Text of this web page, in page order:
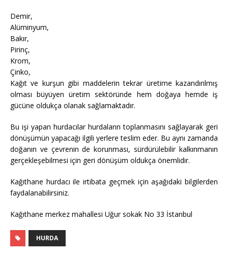
Demir,
Alüminyum,
Bakır,
Pirinç,
Krom,
Çinko,
Kağıt ve kurşun gibi maddelerin tekrar üretime kazandırılmış
olması büyüyen üretim sektöründe hem doğaya hemde iş
gücüne oldukça olanak sağlamaktadır.
Bu işi yapan hurdacılar hurdaların toplanmasını sağlayarak geri
dönüşümün yapacağı ilgili yerlere teslim eder. Bu aynı zamanda
doğanın ve çevrenin de korunması, sürdürülebilir kalkınmanın
gerçekleşebilmesi için geri dönüşüm oldukça önemlidir.
Kağıthane hurdacı ile irtibata geçmek için aşağıdaki bilgilerden
faydalanabilirsiniz.
Kağıthane merkez mahallesi Uğur sokak No 33 İstanbul
HURDA